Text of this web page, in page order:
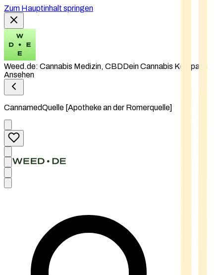
Zum Hauptinhalt springen
Weed.de: Cannabis Medizin, CBDDein Cannabis Kompass
Ansehen
CannamedQuelle [Apotheke an der Romerquelle]